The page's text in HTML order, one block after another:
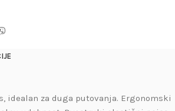
idealan za duga putovanja. Ergonomski